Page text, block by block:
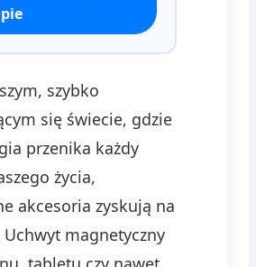
szybko
się świecie, gdzie
przenika każdy
życia,
akcesoria zyskują na
magnetyczny